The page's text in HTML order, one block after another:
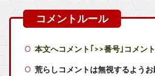
【朗報】名作幻想水滸伝、14年ぶ
【ワンピース】アツアツの実とか
本文へコメント｢>>番号｣コメン
荒らしコメントは無視するよう